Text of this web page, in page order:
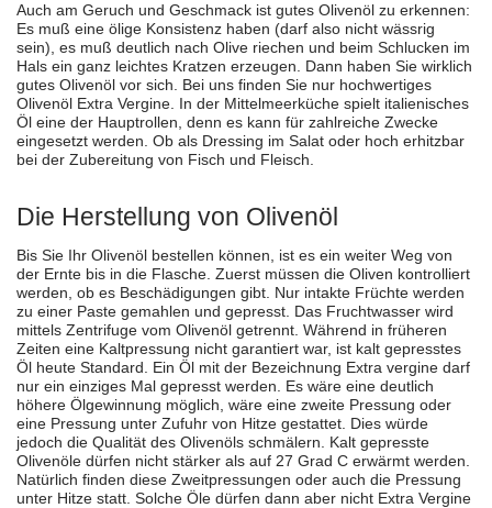
Auch am Geruch und Geschmack ist gutes Olivenöl zu erkennen:
Es muß eine ölige Konsistenz haben (darf also nicht wässrig
sein), es muß deutlich nach Olive riechen und beim Schlucken im
Hals ein ganz leichtes Kratzen erzeugen. Dann haben Sie wirklich
gutes Olivenöl vor sich. Bei uns finden Sie nur hochwertiges
Olivenöl Extra Vergine. In der Mittelmeerküche spielt italienisches
Öl eine der Hauptrollen, denn es kann für zahlreiche Zwecke
eingesetzt werden. Ob als Dressing im Salat oder hoch erhitzbar
bei der Zubereitung von Fisch und Fleisch.
Die Herstellung von Olivenöl
Bis Sie Ihr Olivenöl bestellen können, ist es ein weiter Weg von
der Ernte bis in die Flasche. Zuerst müssen die Oliven kontrolliert
werden, ob es Beschädigungen gibt. Nur intakte Früchte werden
zu einer Paste gemahlen und gepresst. Das Fruchtwasser wird
mittels Zentrifuge vom Olivenöl getrennt. Während in früheren
Zeiten eine Kaltpressung nicht garantiert war, ist kalt gepresstes
Öl heute Standard. Ein Öl mit der Bezeichnung Extra vergine darf
nur ein einziges Mal gepresst werden. Es wäre eine deutlich
höhere Ölgewinnung möglich, wäre eine zweite Pressung oder
eine Pressung unter Zufuhr von Hitze gestattet. Dies würde
jedoch die Qualität des Olivenöls schmälern. Kalt gepresste
Olivenöle dürfen nicht stärker als auf 27 Grad C erwärmt werden.
Natürlich finden diese Zweitpressungen oder auch die Pressung
unter Hitze statt. Solche Öle dürfen dann aber nicht Extra Vergine